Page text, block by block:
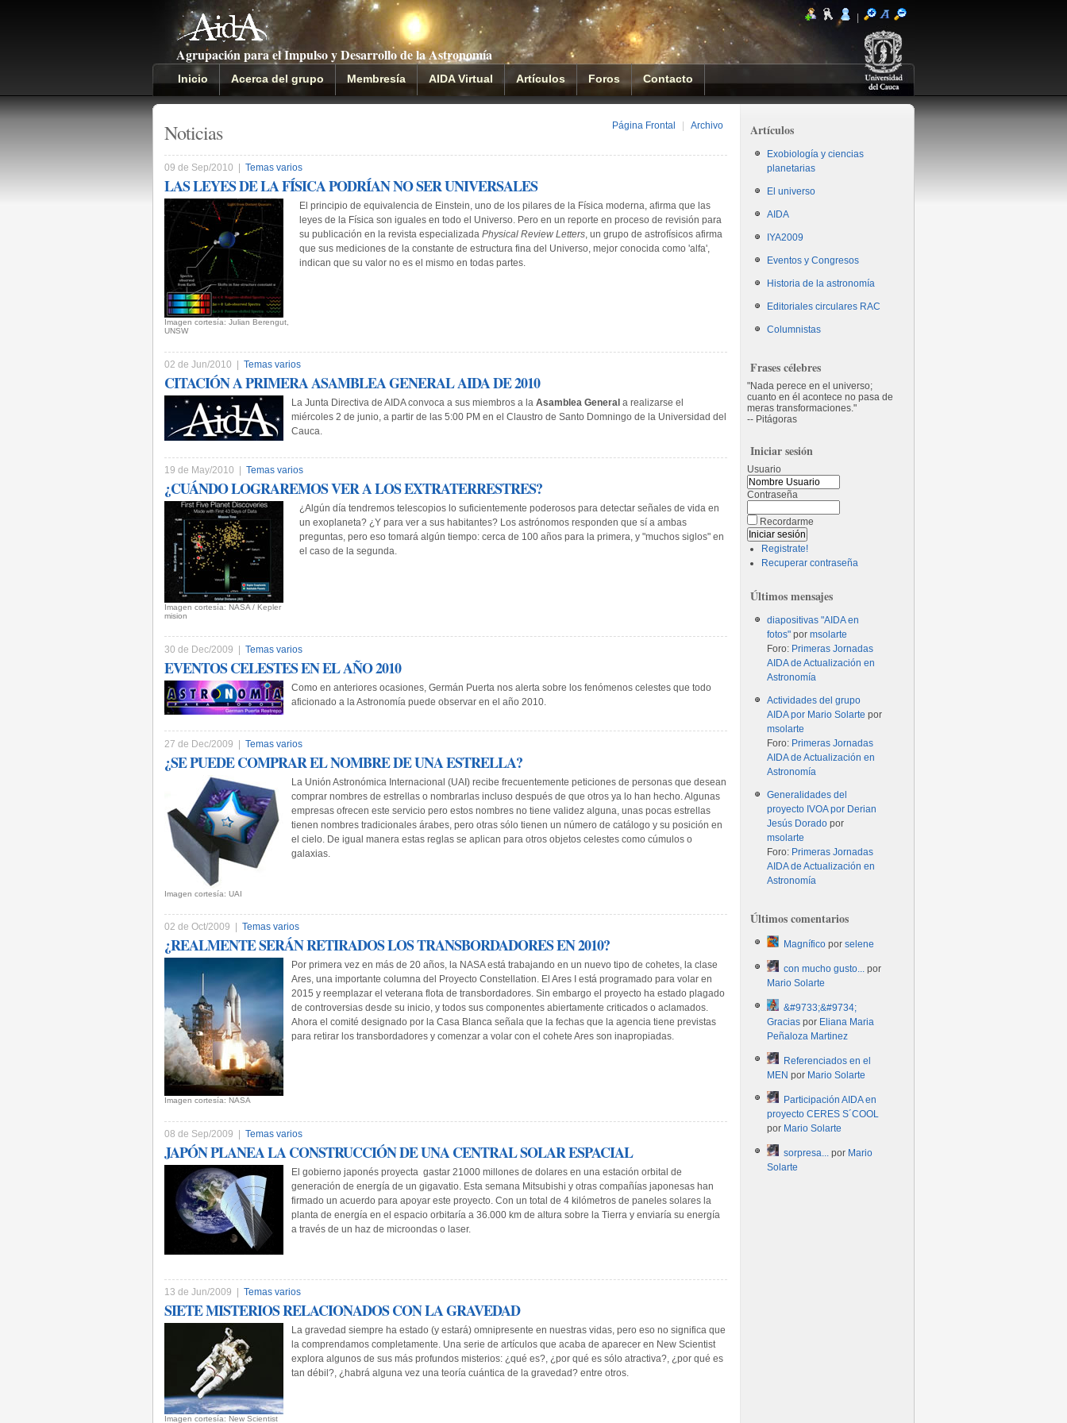
Agrupación para el Impulso y Desarrollo de la Astronomía
Inicio Acerca del grupo Membresía AIDA Virtual Artículos Foros Contacto
Noticias Página Frontal Archivo
09 de Sep/2010 | Temas varios
LAS LEYES DE LA FÍSICA PODRÍAN NO SER UNIVERSALES
Imagen cortesía: Julian Berengut,
UNSW
El principio de equivalencia de Einstein, uno de los pilares de la Física moderna, afirma que las
leyes de la Física son iguales en todo el Universo. Pero en un reporte en proceso de revisión para
su publicación en la revista especializada Physical Review Letters, un grupo de astrofísicos afirma
que sus mediciones de la constante de estructura fina del Universo, mejor conocida como 'alfa',
indican que su valor no es el mismo en todas partes.
02 de Jun/2010 | Temas varios
CITACIÓN A PRIMERA ASAMBLEA GENERAL AIDA DE 2010
La Junta Directiva de AIDA convoca a sus miembros a la Asamblea General a realizarse el
miércoles 2 de junio, a partir de las 5:00 PM en el Claustro de Santo Domningo de la U­niversidad del
Cauca.
19 de May/2010 | Temas varios
¿CUÁNDO LOGRAREMOS VER A LOS EXTRATERRESTRES?
­Imagen cortesía: NASA / Kepler
mision
¿Algún día tendremos telescopios lo suficientemente poderosos para detectar señales de vida en
un exoplaneta? ¿Y para ver a sus habitantes? Los astrónomos responden que sí a ambas
preguntas, pero eso tomará algún tiempo: cerca de 100 años para la primera, y "muchos siglos" en
el caso de la segunda.
30 de Dec/2009 | Temas varios
EVENTOS CELESTES EN EL AÑO 2010
Como en anteriores ocasiones, Germán Puerta nos alerta sobre los fenómenos celestes que todo
aficionado a la Astronomía puede observar en el año 2010.
27 de Dec/2009 | Temas varios
¿SE PUEDE COMPRAR EL NOMBRE DE UNA ESTRELLA?
Imagen cortesía: UAI
La Unión Astronómica Internacional (UAI) recibe frecuentemente peticiones de personas que desean
comprar nombres de estrellas o nombrarlas incluso después de que otros ya lo han hecho. Algunas
empresas ofrecen este servicio pero estos nombres no tiene validez alguna, unas pocas estrellas
tienen nombres tradicionales árabes, pero otras sólo tienen un número de catálogo y su posición en
el cielo. De igual manera estas reglas se aplican para otros objetos celestes como cúmulos o
galaxias.
02 de Oct/2009 | Temas varios
¿REALMENTE SERÁN RETIRADOS LOS TRANSBORDADORES EN 2010?
Imagen cortesía: NASA
Por primera vez en más de 20 años, la NASA está trabajando en un nuevo tipo de cohetes, la clase
Ares, una importante columna del Proyecto Constellation. El Ares I está programado para volar en
2015 y reemplazar el veterana flota de transbordadores. Sin embargo el proyecto ha estado plagado
de controversias desde su inicio, y todos sus componentes abiertamente criticados o aclamados.
Ahora el comité designado por la Casa Blanca señala que la fechas que la agencia tiene previstas
para retirar los transbordadores y comenzar a volar con el cohete Ares son inapropiadas.
08 de Sep/2009 | Temas varios
JAPÓN PLANEA LA CONSTRUCCIÓN DE UNA CENTRAL SOLAR ESPACIAL
El gobierno japonés proyecta gastar 21000 millones de dolares en una estación orbital de
generación de energía de un gigavatio. Esta semana Mitsubishi y otras compañías japonesas han
firmado un acuerdo para apoyar este proyecto. Con un total de 4 kilómetros de paneles solares la
planta de energía en el espacio orbitaría a 36.000 km de altura sobre la Tierra y enviaría su energía
a través de un haz de microondas o laser.
13 de Jun/2009 | Temas varios
SIETE MISTERIOS RELACIONADOS CON LA GRAVEDAD
Imagen cortesía: New Scientist
La gravedad siempre ha estado (y estará) omnipresente en nuestras vidas, pero eso no significa que
la comprendamos completamente. Una serie de artículos que acaba de aparecer en New Scientist
explora algunos de sus más profundos misterios: ¿qué es?, ¿por qué es sólo atractiva?, ¿por qué es
tan débil?, ¿habrá alguna vez una teoría cuántica de la gravedad? entre otros.
Artículos
Exobiología y ciencias
planetarias
El universo
AIDA
IYA2009
Eventos y Congresos
Historia de la astronomía
Editoriales circulares RAC
Columnistas
Frases célebres
Nada perece en el universo;
cuanto en él acontece no pasa de
meras transformaciones.
-- Pitágoras
Iniciar sesión
Usuario
Contraseña
Recordarme
Registrate!
Recuperar contraseña
Últimos mensajes
diapositivas "AIDA en
fotos" pormsolarte
Foro: Primeras Jornadas
AIDA de Actualización en
Astronomía
Actividades del grupo
AIDA por Mario Solarte por
msolarte
Foro: Primeras Jornadas
AIDA de Actualización en
Astronomía
Generalidades del
proyecto IVOA por Derian
Jesús Dorado por
msolarte
Foro: Primeras Jornadas
AIDA de Actualización en
Astronomía
Últimos comentarios
Magnífico porselene
con mucho gusto... por
Mario Solarte
&#9733;&#9734;
Gracias por Eliana Maria
Peñaloza Martinez
Referenciados en el
MEN por Mario Solarte
Participación AIDA en
proyecto CERES S´COOL
por Mario Solarte
sorpresa... por Mario
Solarte